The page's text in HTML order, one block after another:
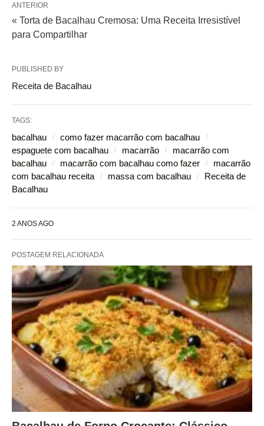
ANTERIOR
« Torta de Bacalhau Cremosa: Uma Receita Irresistível
para Compartilhar
PUBLISHED BY
Receita de Bacalhau
TAGS:
bacalhau
como fazer macarrão com bacalhau
espaguete com bacalhau
macarrão
macarrão com
bacalhau
macarrão com bacalhau como fazer
macarrão
com bacalhau receita
massa com bacalhau
Receita de
Bacalhau
2 ANOS AGO
POSTAGEM RELACIONADA